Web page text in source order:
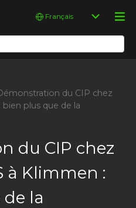
Choisir
langue
du CIP chez
bien plus que de la
du CIP chez
à Klimmen :
la